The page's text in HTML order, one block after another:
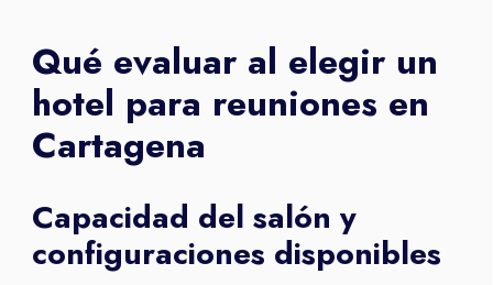
Qué evaluar al elegir un
hotel para reuniones en
Cartagena
Capacidad del salón y
configuraciones disponibles